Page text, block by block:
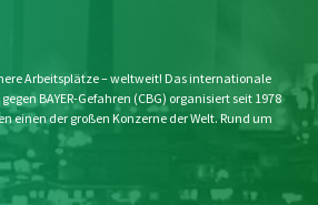
Arbeitsplätze – weltweit! Das internationale
BAYER-Gefahren (CBG) organisiert seit 1978
einen der großen Konzerne der Welt. Rund um